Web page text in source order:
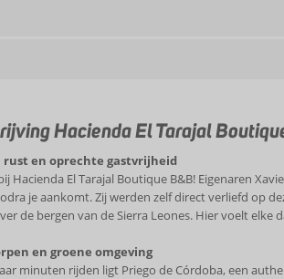
Hacienda El Tarajal
en oprechte gastvrijheid
Hacienda El Tarajal Boutique B&B! Eigenaren
je aankomt. Zij werden zelf direct verliefd op
de bergen van de Sierra Leones. Hier voelt
en groene omgeving
minuten rijden ligt Priego de Córdoba, een